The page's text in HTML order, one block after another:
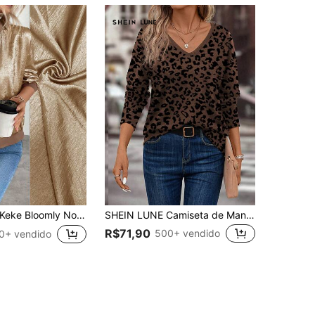
Keke Bloomly Nova Jaqueta Leve de Manga Longa com Estampa de Folha Cinza Claro para Mulheres, Cardigãs Leves para Mulheres, Roupas de Campo Casuais Amarelas para Mulheres
vendido
SHEIN LUNE Camiseta de Manga Longa com Decote em V Casual, Estampa de Onça, Estilo Básico, Outono/Inverno
R$71,90 500+ vendido